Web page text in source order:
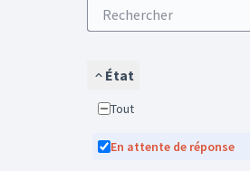
État
Tout
En attente de réponse